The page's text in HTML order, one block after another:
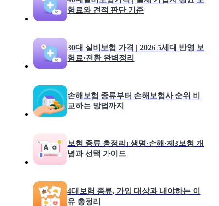
험료와 견적 판단 기준
30대 실비보험 가격 | 2026 5세대 반영 보
험료·전환 완벽정리
손해보험 종류부터 손해보험사 순위 비
교하는 방법까지
보험 종류 총정리: 생명·손해·제3보험 개
념과 선택 가이드
4대보험 종류, 가입 대상과 내야하는 이
유 총정리